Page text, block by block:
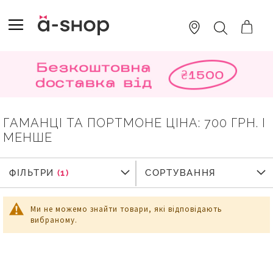
TO
CONTENT
ПОШУК
ГАМАНЦІ ТА ПОРТМОНЕ ЦІНА: 700 ГРН. І
МЕНШЕ
Ми не можемо знайти товари, які відповідають
вибраному.
ФІЛЬТРИ
ФІЛЬТРИ СОРТУВАННЯ